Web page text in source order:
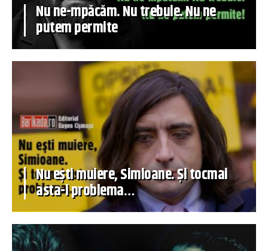
Nu ne-mpăcăm. Nu trebuie. Nu ne
putem permite
Nu ești muiere, Simioane. Și tocmai
asta-i problema…